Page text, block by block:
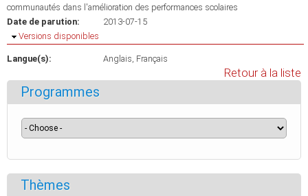
communautés dans l'amélioration des performances scolaires
Date de parution:
2013-07-15
Masquer
Versions disponibles
Langue(s): Anglais Français
Retour à la liste
Programmes
Thèmes